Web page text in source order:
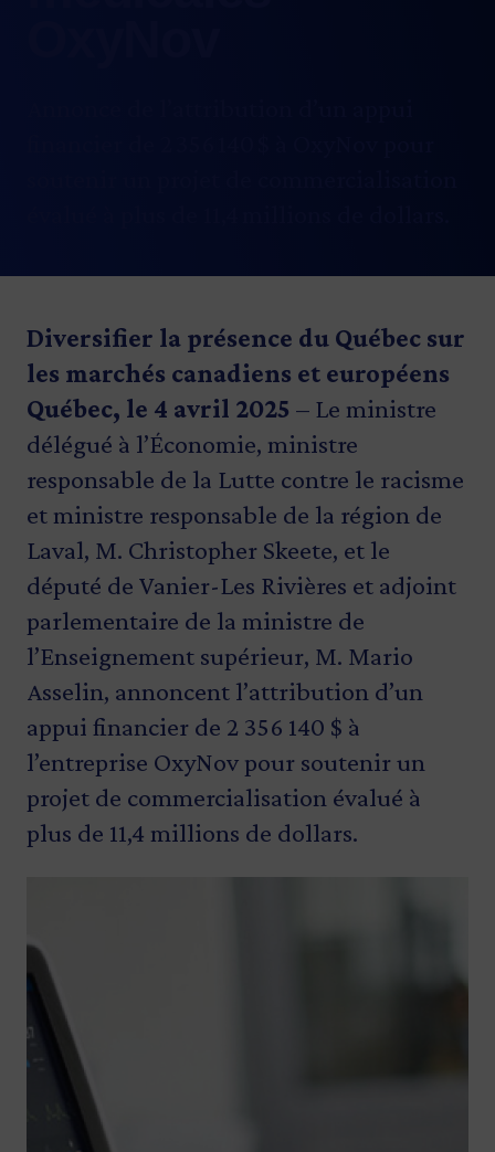
Diversifier la présence du Québec sur
les marchés canadiens et européens
Québec, le 4 avril 2025 – Le ministre
délégué à l’Économie, ministre
responsable de la Lutte contre le racisme
et ministre responsable de la région de
Laval, M. Christopher Skeete, et le
député de Vanier-Les Rivières et adjoint
parlementaire de la ministre de
l’Enseignement supérieur, M. Mario
Asselin, annoncent l’attribution d’un
appui financier de 2 356 140 $ à
l’entreprise OxyNov pour soutenir un
projet de commercialisation évalué à
plus de 11,4 millions de dollars.